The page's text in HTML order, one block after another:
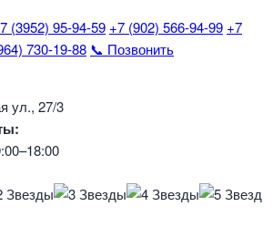
(3952) 95-94-59 +7 (902) 566-94-99 +7
730-19-88 📞 Позвонить
ул., 27/3